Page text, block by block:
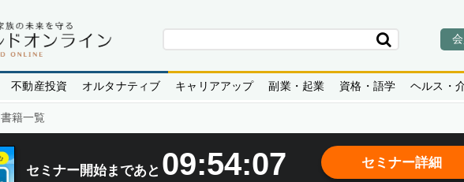
不動産投資 オルタナティブ キャリアアップ 副業・起業 資格・語学 ヘルス・
書籍一覧
セミナー開始まであと 09:54:06 セミナー詳細